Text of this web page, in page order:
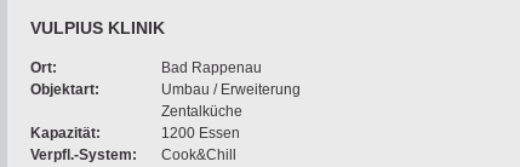
VULPIUS KLINIK
Ort:
Bad Rappenau
Objektart:
Umbau / Erweiterung
Zentalküche
Kapazität:
1200 Essen
Verpfl.-System:
Cook&Chill